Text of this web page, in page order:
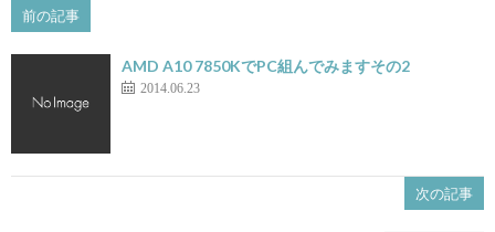
前の記事
AMD A10 7850KでPC組んでみますその2
2014.06.23
次の記事